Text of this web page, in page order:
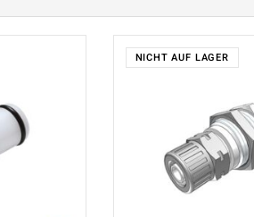
NICHT AUF LAGER
WEITERLESEN